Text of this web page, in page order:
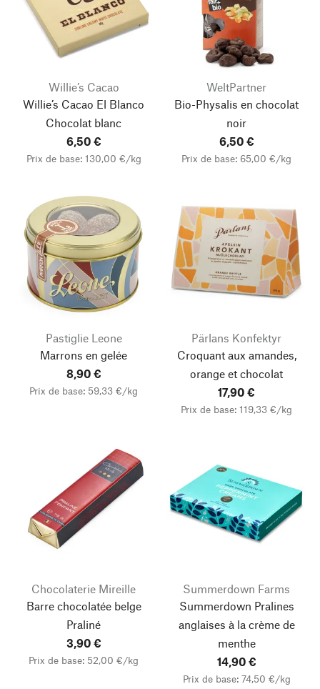
Willie’s Cacao
Willie’s Cacao El Blanco
Chocolat blanc
6,50 €
Prix de base: 130,00 €/kg
WeltPartner
Bio-Physalis en chocolat
noir
6,50 €
Prix de base: 65,00 €/kg
Pastiglie Leone
Marrons en gelée
8,90 €
Prix de base: 59,33 €/kg
Pärlans Konfektyr
Croquant aux amandes,
orange et chocolat
17,90 €
Prix de base: 119,33 €/kg
Chocolaterie Mireille
Barre chocolatée belge
Praliné
3,90 €
Prix de base: 52,00 €/kg
Summerdown Farms
Summerdown Pralines
anglaises à la crème de
menthe
14,90 €
Prix de base: 74,50 €/kg